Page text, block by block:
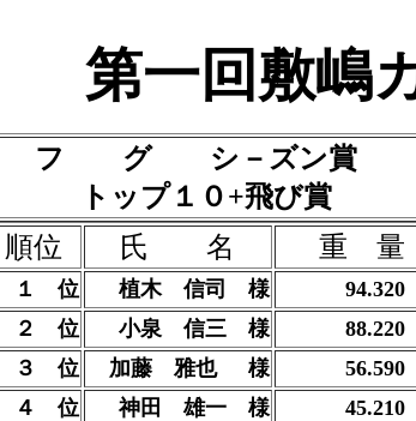
第一回敷嶋
フ グ シ－ズン賞
トップ１０+飛び賞
順位
氏 名 重 量
１ 位 植木 信司 様 94.320
２ 位
小泉 信三 様 88.220
３ 位
加藤 雅也 様 56.590
４ 位
神田 雄一 様